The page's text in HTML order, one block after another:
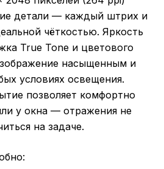
детали — каждый штрих и
чёткостью. Яркость
True Tone и цветового
насыщенным и
условиях освещения.
позволяет комфортно
у окна — отражения не
на задаче.